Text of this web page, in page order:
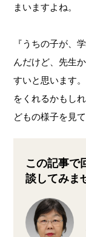
まいますよね。
『うちの子が、
んだけど、先生
すいと思います
をくれるかもし
どもの様子を見
この記事で
談してみま